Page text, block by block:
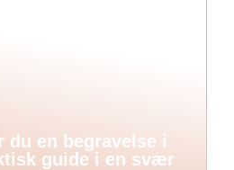
du en begravelse i
guide i en svær